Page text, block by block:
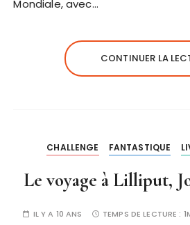
Mondiale, avec…
CONTINUER LA
CHALLENGE FANTASTIQUE
Le voyage à Lilliput,
IL Y A 10 ANS TEMPS DE LECTURE :